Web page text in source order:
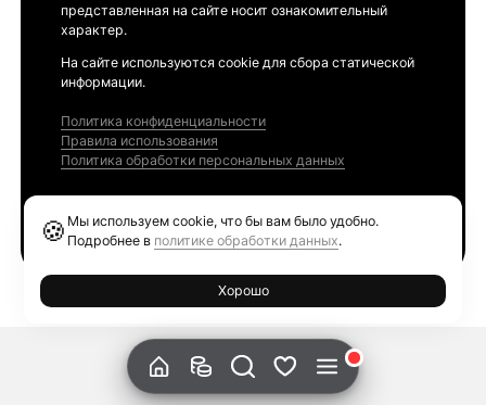
представленная на сайте носит ознакомительный
характер.
На сайте используются cookie для сбора статической
информации.
Политика конфиденциальности
Правила использования
Политика обработки персональных данных
🍪 Мы используем cookie, что бы вам было удобно.
Подробнее в политике обработки данных.
Хорошо
Ethereum GAS Tracker